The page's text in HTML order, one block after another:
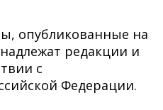
опубликованные на
редакции и
с
Федерации.